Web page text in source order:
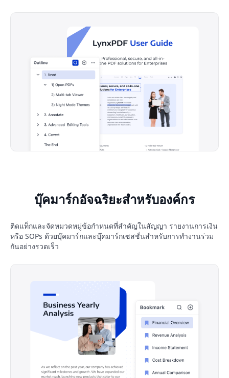
บุ๊คมาร์กอัจฉริยะสำหรับองค์กร
ติดแท็กและจัดหมวดหมู่ข้อกำหนดที่สำคัญในสัญญา รายงานการเงิน
หรือ SOPs ด้วยบุ๊คมาร์กและบุ๊คมาร์กเซสชั่นสำหรับการทำงานร่วม
กันอย่างรวดเร็ว